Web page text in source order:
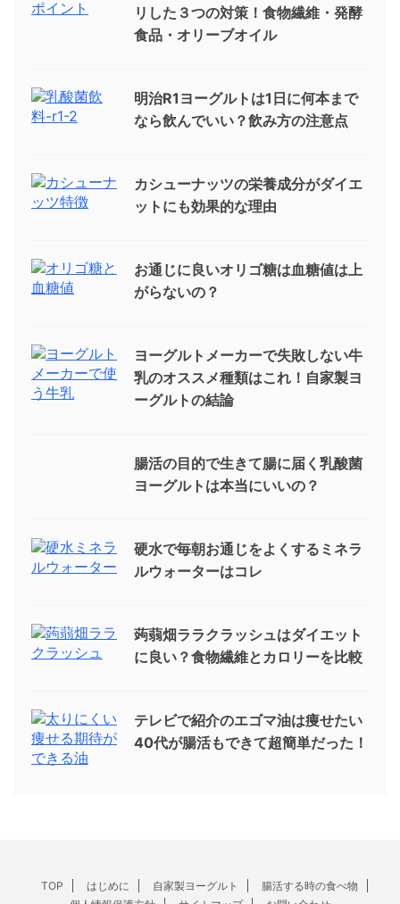
リした３つの対策！食物繊維・発酵
食品・オリーブオイル
明治R1ヨーグルトは1日に何本まで
なら飲んでいい？飲み方の注意点
カシューナッツの栄養成分がダイエ
ットにも効果的な理由
お通じに良いオリゴ糖は血糖値は上
がらないの？
ヨーグルトメーカーで失敗しない牛
乳のオススメ種類はこれ！自家製ヨ
ーグルトの結論
腸活の目的で生きて腸に届く乳酸菌
ヨーグルトは本当にいいの？
硬水で毎朝お通じをよくするミネラ
ルウォーターはコレ
蒟蒻畑ララクラッシュはダイエット
に良い？食物繊維とカロリーを比較
テレビで紹介のエゴマ油は痩せたい
40代が腸活もできて超簡単だった！
TOP はじめに 自家製ヨーグルト
腸活する時の食べ物